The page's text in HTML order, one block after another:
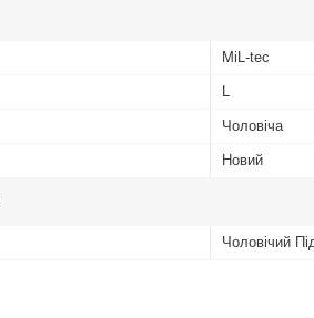
MiL-tec
L
Чоловіча
Новий
Чоловічий